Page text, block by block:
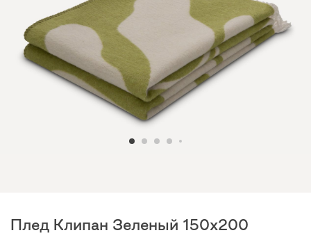
Плед Клипан Зеленый 150x200